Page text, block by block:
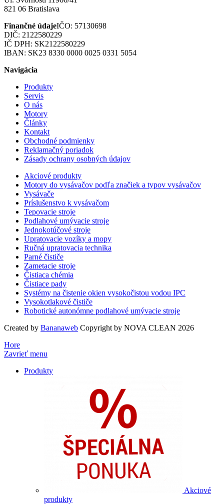
821 06 Bratislava
Finančné údajeIČO: 57130698
DIČ: 2122580229
IČ DPH: SK2122580229
IBAN: SK23 8330 0000 0025 0331 5054
Navigácia
Produkty
Servis
O nás
Motory
Články
Kontakt
Obchodné podmienky
Reklamačný poriadok
Zásady ochrany osobných údajov
Akciové produkty
Motory do vysávačov podľa značiek a typov vysávačov
Vysávače
Príslušenstvo k vysávačom
Tepovacie stroje
Podlahové umývacie stroje
Jednokotúčové stroje
Upratovacie vozíky a mopy
Ručná upratovacia technika
Parné čističe
Zametacie stroje
Čistiaca chémia
Čistiace pady
Systémy na čistenie okien vysokočistou vodou IPC
Vysokotlakové čističe
Robotické autonómne podlahové umývacie stroje
Created by Bananaweb Copyright by NOVA CLEAN 2026
Hore
Zavrieť menu
Produkty
Akciové
produkty